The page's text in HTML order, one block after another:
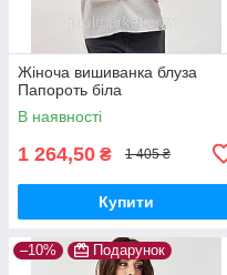
Жіноча вишиванка блуза
Папороть біла
В наявності
1 264,50 ₴ 1 405 ₴
Купити
–10% Подарунок